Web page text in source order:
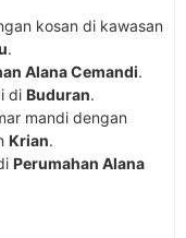
kosan di kawasan
.
Alana Cemandi.
di Buduran.
mandi dengan
Krian.
Perumahan Alana